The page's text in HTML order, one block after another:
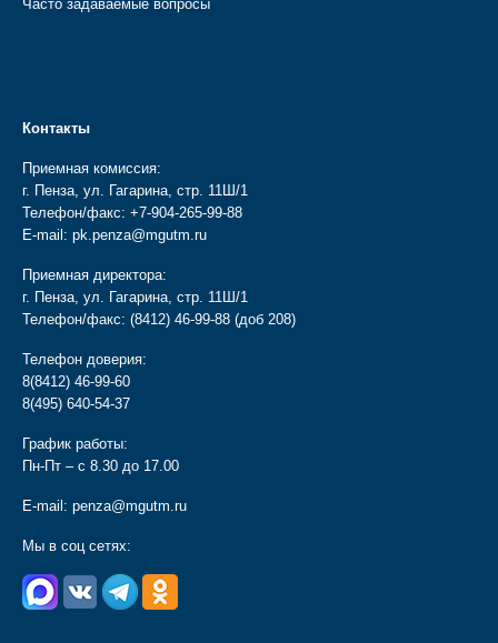
Часто задаваемые вопросы
Контакты
Приемная комиссия:
г. Пенза, ул. Гагарина, стр. 11Ш/1
Телефон/факс: +7-904-265-99-88
E-mail: pk.penza@mgutm.ru
Приемная директора:
г. Пенза, ул. Гагарина, стр. 11Ш/1
Телефон/факс: (8412) 46-99-88 (доб 208)
Телефон доверия:
8(8412) 46-99-60
8(495) 640-54-37
График работы:
Пн-Пт – с 8.30 до 17.00
E-mail: penza@mgutm.ru
Мы в соц сетях: